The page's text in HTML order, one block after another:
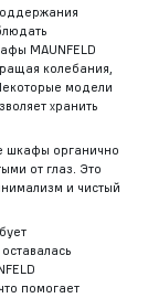
MAUNFELD
колебания,
модели
хранить
шкафы органично
от глаз. Это
и чистый
помогает